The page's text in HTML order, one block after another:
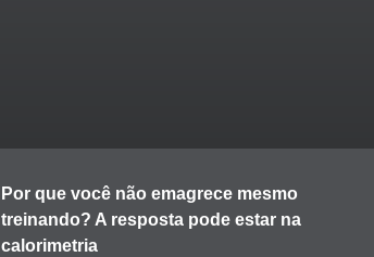
Por que você não emagrece mesmo
treinando? A resposta pode estar na
calorimetria